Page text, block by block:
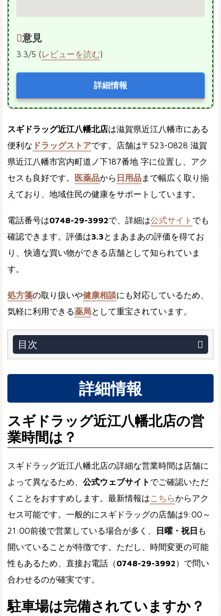
意見
3.3/5 (レビューを読む)
詳細情報
スギドラッグ近江八幡北店は滋賀県近江八幡市にある
便利な ドラッグストアです。店舗は〒523-0828 滋賀
県近江八幡市宮内町道ノ下187番地 字に位置し、アク
セスも良好です。
医薬品から 日用品まで幅広く取り揃
えており、地域住民の健康をサポートしています。
電話番号は0748-29-3992で、詳細は公式サイト でも
確認できます。評価は3.3 とまあまあの評価を得てお
り、快適な買い物ができる店舗として知られていま
す。
処方箋の取り扱いや健康相談にも対応しているため、
気軽に利用できる薬局として重宝されています。
目次
詳細情報
スギドラッグ近江八幡北店の営
業時間は？
スギドラッグ近江八幡北店の詳細な営業時間は店舗に
よって異なるため、 公式ウェブサイト でご確認いただ
くことをおすすめします。最新情報はこちらからアク
セス可能です。一般的にスギドラッグの店舗は9:00～
21:00前後で営業している場合が多く、 日曜・祝日 も
開いていることが特徴です。ただし、時間変更の可能
性もあるため、直接お電話（0748-29-3992）で問い
合わせるのが確実です。
駐車場は完備されていますか？